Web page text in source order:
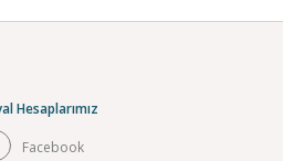
Hesaplarımız
Facebook